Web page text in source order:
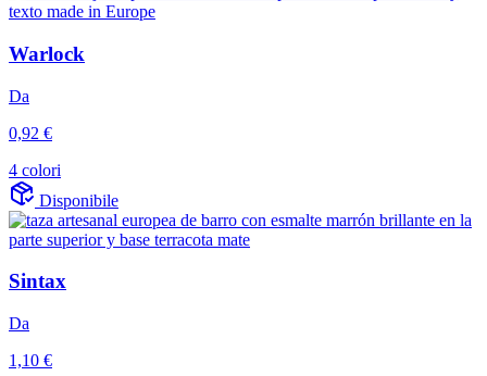
Warlock
Da
0,92 €
4 colori
Disponibile
Sintax
Da
1,10 €